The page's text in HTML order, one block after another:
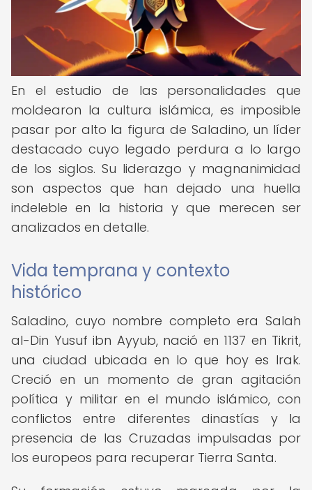
En el estudio de las personalidades que
moldearon la cultura islámica, es imposible
pasar por alto la figura de Saladino, un líder
destacado cuyo legado perdura a lo largo
de los siglos. Su liderazgo y magnanimidad
son aspectos que han dejado una huella
indeleble en la historia y que merecen ser
analizados en detalle.
Vida temprana y contexto
histórico
Saladino, cuyo nombre completo era Salah
al-Din Yusuf ibn Ayyub, nació en 1137 en Tikrit,
una ciudad ubicada en lo que hoy es Irak.
Creció en un momento de gran agitación
política y militar en el mundo islámico, con
conflictos entre diferentes dinastías y la
presencia de las Cruzadas impulsadas por
los europeos para recuperar Tierra Santa.